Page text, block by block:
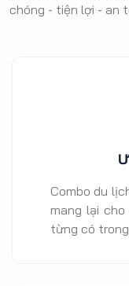
chóng - tiện lợi - an
Combo du
mang lại
từng có